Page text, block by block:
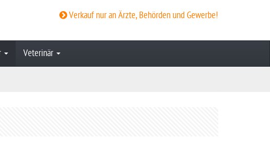
Verkauf nur an Ärzte, Behörden und Gewerbe!
Veterinär